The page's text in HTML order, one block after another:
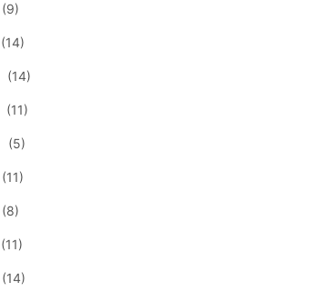
(9)
(14)
(14)
(11)
(5)
(11)
(8)
(11)
(14)